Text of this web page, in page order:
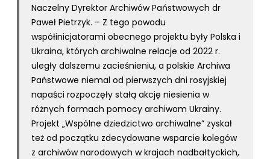
Naczelny Dyrektor Archiwów Państwowych dr
Paweł Pietrzyk. – Z tego powodu
współinicjatorami obecnego projektu były Polska i
Ukraina, których archiwalne relacje od 2022 r.
uległy dalszemu zacieśnieniu, a polskie Archiwa
Państwowe niemal od pierwszych dni rosyjskiej
napaści rozpoczęły stałą akcję niesienia w
różnych formach pomocy archiwom Ukrainy.
Projekt „Wspólne dziedzictwo archiwalne” zyskał
też od początku zdecydowane wsparcie kolegów
z archiwów narodowych w krajach nadbałtyckich,